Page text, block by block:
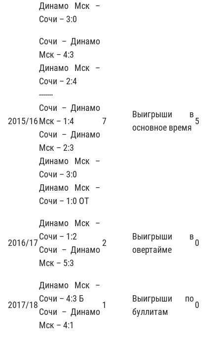
Динамо Мск –
Сочи – 3:0
2015/16
Сочи – Динамо
Мск – 4:3
Динамо Мск –
Сочи – 2:4
-------
Сочи – Динамо
Мск – 1:4
Сочи – Динамо
Мск – 2:3
Динамо Мск –
Сочи – 3:0
Динамо Мск –
Сочи – 1:0 ОТ
7
Выигрыши в
основное время
5
2016/17
Динамо Мск –
Сочи – 1:2
Сочи – Динамо
Мск – 5:3
2
Выигрыши в
овертайме
0
2017/18
Динамо Мск –
Сочи – 4:3 Б
Сочи – Динамо
Мск – 4:1
1
Выигрыши по
буллитам
0